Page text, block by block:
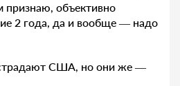
признаю, объективно
2 года, да и вообще — надо
США, но они же —